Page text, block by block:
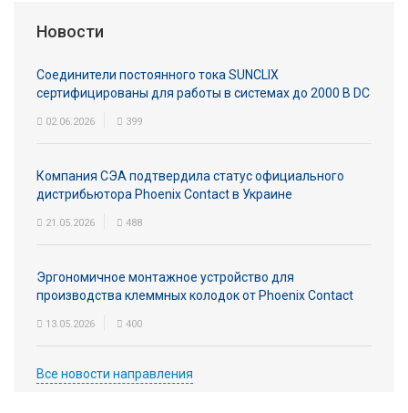
Новости
Соединители постоянного тока SUNCLIX
сертифицированы для работы в системах до 2000 В DC
02.06.2026 399
Компания СЭА подтвердила статус официального
дистрибьютора Phoenix Contact в Украине
21.05.2026 488
Эргономичное монтажное устройство для
производства клеммных колодок от Phoenix Contact
13.05.2026 400
Все новости направления